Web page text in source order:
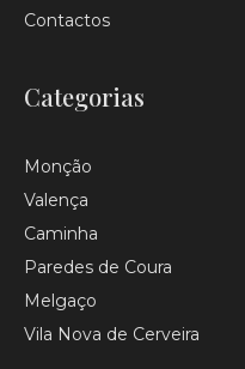
Contactos
Categorias
Monção
Valença
Caminha
Paredes de Coura
Melgaço
Vila Nova de Cerveira